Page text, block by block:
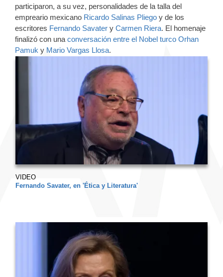
participaron, a su vez, personalidades de la talla del
empreario mexicano Ricardo Salinas Pliego y de los
escritores Fernando Savater y Carmen Riera. El homenaje
finalizó con una conversación entre el Nobel turco Orhan
Pamuk y Mario Vargas Llosa.
VIDEO
Fernando Savater, en 'Ética y Literatura'